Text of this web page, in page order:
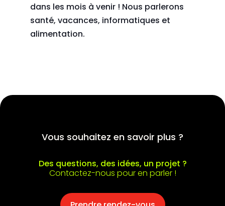
dans les mois à venir ! Nous parlerons
santé, vacances, informatiques et
alimentation.
Vous souhaitez en savoir plus ?
Des questions, des idées, un projet ?
Contactez-nous pour en parler !